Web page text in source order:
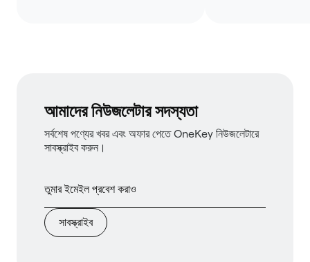
আমাদের নিউজলেটার সদস্যতা
সর্বশেষ পণ্যের খবর এবং অফার পেতে OneKey নিউজলেটারে
সাবস্ক্রাইব করুন।
সাবস্ক্রাইব